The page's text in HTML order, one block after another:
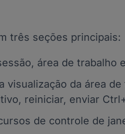
três seções principais:
área de trabalho
visualização da área de
reiniciar, enviar
de controle de